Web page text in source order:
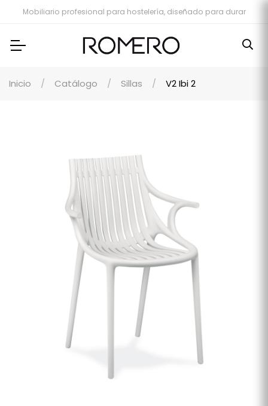
Mobiliario profesional para hostelería, diseñado para durar
Inicio Catálogo Sillas V2 Ibi 2